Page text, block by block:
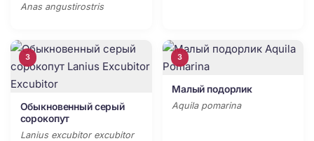
Anas angustirostris
3
Обыкновенный серый
сорокопут
Lanius excubitor excubitor
3
Малый подорлик
Aquila pomarina